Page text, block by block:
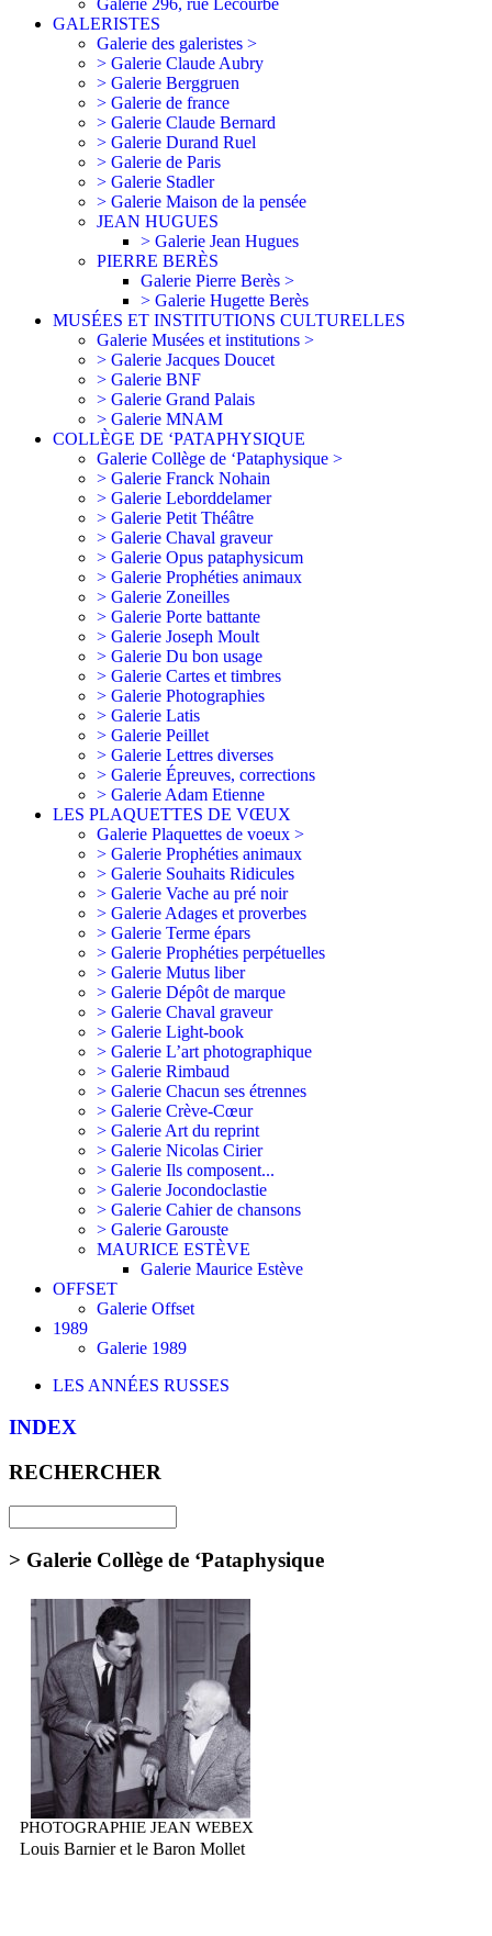
GALERISTES
Galerie des galeristes >
> Galerie Claude Aubry
> Galerie Berggruen
> Galerie de france
> Galerie Claude Bernard
> Galerie Durand Ruel
> Galerie de Paris
> Galerie Stadler
> Galerie Maison de la pensée
JEAN HUGUES
> Galerie Jean Hugues
PIERRE BERÈS
Galerie Pierre Berès >
> Galerie Hugette Berès
MUSÉES ET INSTITUTIONS CULTURELLES
Galerie Musées et institutions >
> Galerie Jacques Doucet
> Galerie BNF
> Galerie Grand Palais
> Galerie MNAM
COLLÈGE DE ‘PATAPHYSIQUE
Galerie Collège de ‘Pataphysique >
> Galerie Franck Nohain
> Galerie Leborddelamer
> Galerie Petit Théâtre
> Galerie Chaval graveur
> Galerie Opus pataphysicum
> Galerie Prophéties animaux
> Galerie Zoneilles
> Galerie Porte battante
> Galerie Joseph Moult
> Galerie Du bon usage
> Galerie Cartes et timbres
> Galerie Photographies
> Galerie Latis
> Galerie Peillet
> Galerie Lettres diverses
> Galerie Épreuves, corrections
> Galerie Adam Etienne
LES PLAQUETTES DE VŒUX
Galerie Plaquettes de voeux >
> Galerie Prophéties animaux
> Galerie Souhaits Ridicules
> Galerie Vache au pré noir
> Galerie Adages et proverbes
> Galerie Terme épars
> Galerie Prophéties perpétuelles
> Galerie Mutus liber
> Galerie Dépôt de marque
> Galerie Chaval graveur
> Galerie Light-book
> Galerie L’art photographique
> Galerie Rimbaud
> Galerie Chacun ses étrennes
> Galerie Crève-Cœur
> Galerie Art du reprint
> Galerie Nicolas Cirier
> Galerie Ils composent...
> Galerie Jocondoclastie
> Galerie Cahier de chansons
> Galerie Garouste
MAURICE ESTÈVE
Galerie Maurice Estève
OFFSET
Galerie Offset
1989
Galerie 1989
LES ANNÉES RUSSES
INDEX
RECHERCHER
> Galerie Collège de ‘Pataphysique
PHOTOGRAPHIE JEAN WEBEX
Louis Barnier et le Baron Mollet